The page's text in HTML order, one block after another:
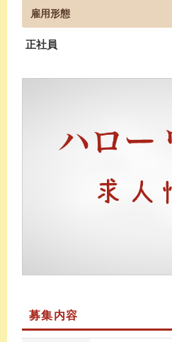
雇用形態
正社員
募集内容